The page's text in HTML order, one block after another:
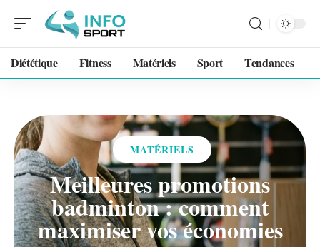
Diététique Fitness Matériels Sport Tendances
MATÉRIELS
Meilleures promotions
badminton : comment
maximiser vos économies